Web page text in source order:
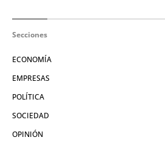
Secciones
ECONOMÍA
EMPRESAS
POLÍTICA
SOCIEDAD
OPINIÓN